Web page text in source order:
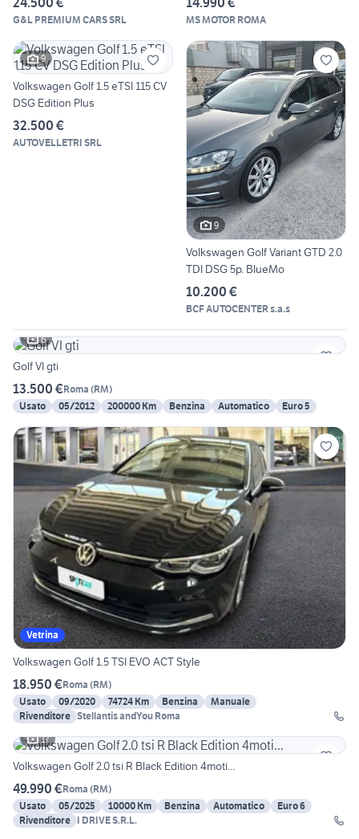
G&L PREMIUM CARS SRL MS MOTOR ROMA
9
Volkswagen Golf 1.5 eTSI 115 CV
DSG Edition Plus
32.500 €
AUTOVELLETRI SRL
9
Volkswagen Golf Variant GTD 2.0
TDI DSG 5p. BlueMo
10.200 €
BCF AUTOCENTER s.a.s
6
Golf VI gti
13.500 €Roma (RM)
Usato
05/2012 200000 Km Benzina Automatico Euro 5
Vetrina
Volkswagen Golf 1.5 TSI EVO ACT Style
18.950 €Roma (RM)
Usato
09/2020 74724 Km Benzina
Manuale
Rivenditore Stellantis andYou Roma
17
Volkswagen Golf 2.0 tsi R Black Edition 4moti...
49.990 €Roma (RM)
Usato
05/2025 10000 Km Benzina Automatico
Euro 6
Rivenditore I DRIVE S.R.L.